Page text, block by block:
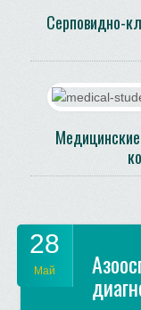
Серповидно-
28
Май